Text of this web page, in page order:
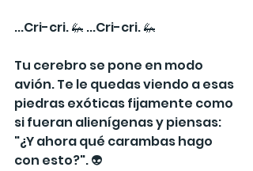
...Cri-cri. 🦗 ...Cri-cri. 🦗
Tu cerebro se pone en modo
avión. Te le quedas viendo a esas
piedras exóticas fijamente como
si fueran alienígenas y piensas:
"¿Y ahora qué carambas hago
con esto?". 👽